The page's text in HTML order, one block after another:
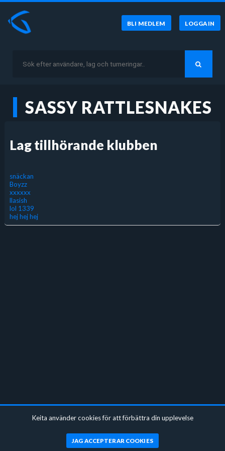
BLI MEDLEM LOGGA IN
SASSY RATTLESNAKES
Lag tillhörande klubben
snäckan
Boyzz
xxxxxx
llasish
lol 1339
hej hej hej
Keita använder cookies för att förbättra din upplevelse
JAG ACCEPTERAR COOKIES